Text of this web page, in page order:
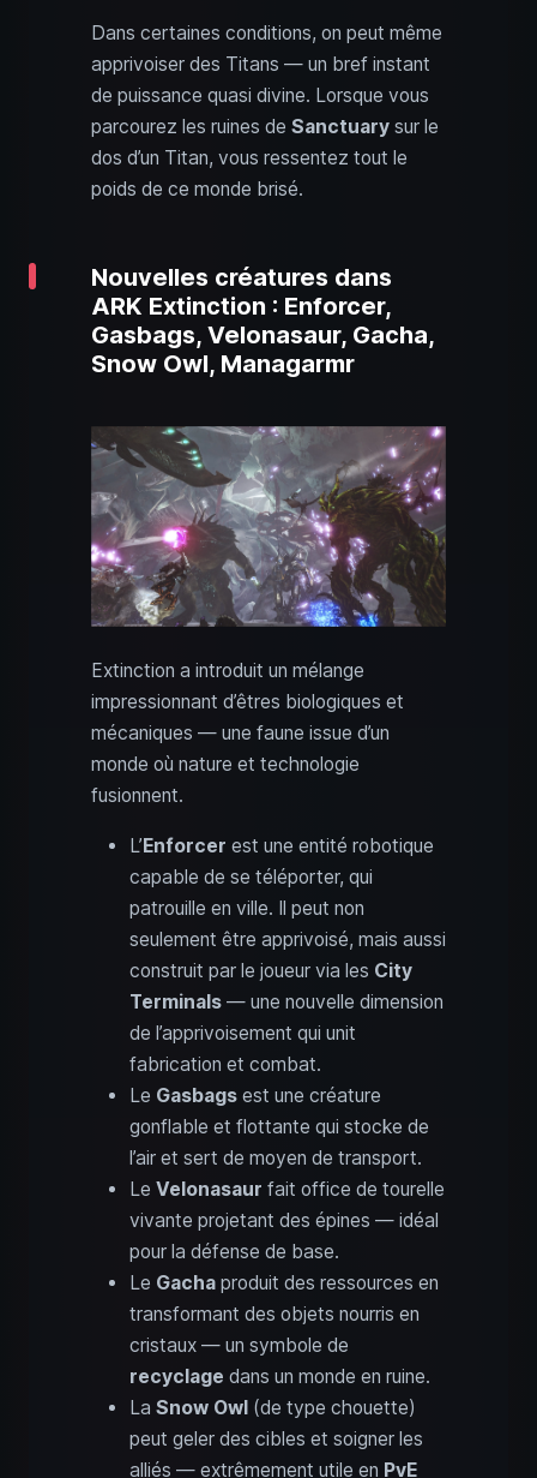
Dans certaines conditions, on peut même
apprivoiser des Titans — un bref instant
de puissance quasi divine. Lorsque vous
parcourez les ruines de Sanctuary sur le
dos d’un Titan, vous ressentez tout le
poids de ce monde brisé.
Nouvelles créatures dans
ARK Extinction : Enforcer,
Gasbags, Velonasaur, Gacha,
Snow Owl, Managarmr
Extinction a introduit un mélange
impressionnant d’êtres biologiques et
mécaniques — une faune issue d’un
monde où nature et technologie
fusionnent.
L’Enforcer est une entité robotique
capable de se téléporter, qui
patrouille en ville. Il peut non
seulement être apprivoisé, mais aussi
construit par le joueur via les City
Terminals — une nouvelle dimension
de l’apprivoisement qui unit
fabrication et combat.
Le Gasbags est une créature
gonflable et flottante qui stocke de
l’air et sert de moyen de transport.
Le Velonasaur fait office de tourelle
vivante projetant des épines — idéal
pour la défense de base.
Le Gacha produit des ressources en
transformant des objets nourris en
cristaux — un symbole de
recyclage dans un monde en ruine.
La Snow Owl (de type chouette)
peut geler des cibles et soigner les
alliés — extrêmement utile en PvE